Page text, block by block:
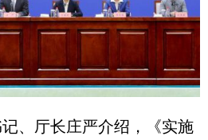
厅长庄严介绍，《实施